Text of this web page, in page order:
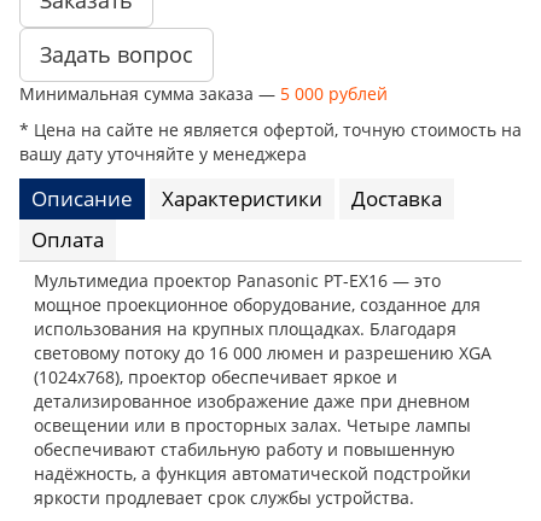
Задать вопрос
Минимальная сумма заказа — 5 000 рублей
* Цена на сайте не является офертой, точную стоимость на
вашу дату уточняйте у менеджера
Описание Характеристики
Доставка
Оплата
Мультимедиа проектор Panasonic PT-EX16 — это
мощное проекционное оборудование, созданное для
использования на крупных площадках. Благодаря
световому потоку до 16 000 люмен и разрешению XGA
(1024x768), проектор обеспечивает яркое и
детализированное изображение даже при дневном
освещении или в просторных залах. Четыре лампы
обеспечивают стабильную работу и повышенную
надёжность, а функция автоматической подстройки
яркости продлевает срок службы устройства.